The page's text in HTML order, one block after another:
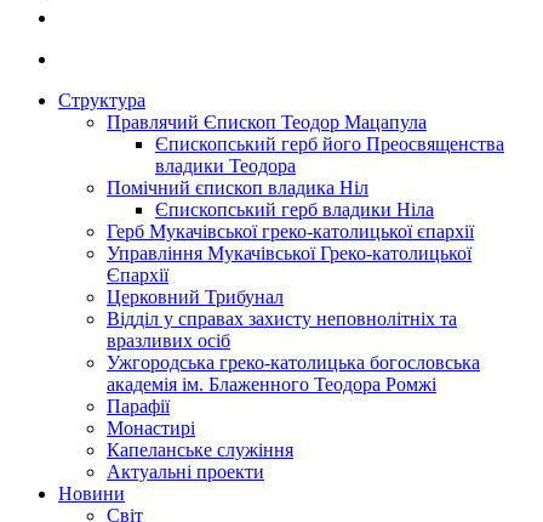
Структура
Правлячий Єпископ Теодор Мацапула
Єпископський герб його Преосвященства
владики Теодора
Помічний єпископ владика Ніл
Єпископський герб владики Ніла
Герб Мукачівської греко-католицької єпархії
Управління Мукачівської Греко-католицької
Єпархії
Церковний Трибунал
Відділ у справах захисту неповнолітніх та
вразливих осіб
Ужгородська греко-католицька богословська
академія ім. Блаженного Теодора Ромжі
Парафії
Монастирі
Капеланське служіння
Актуальні проекти
Новини
Світ